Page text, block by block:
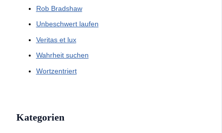
Rob Bradshaw
Unbeschwert laufen
Veritas et lux
Wahrheit suchen
Wortzentriert
Kategorien